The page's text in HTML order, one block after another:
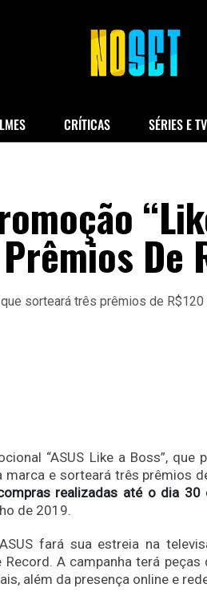
CRÍTICAS SÉRIES E TV
De
“ASUS Like a Boss”,
e sorteará três prêmios
realizadas até o dia
de 2019.
fará sua estreia na
A campanha terá
além da presença online e